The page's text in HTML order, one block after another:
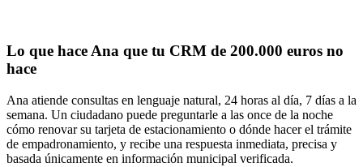
Lo que hace Ana que tu CRM de 200.000 euros no
hace
Ana atiende consultas en lenguaje natural, 24 horas al día, 7 días a la
semana. Un ciudadano puede preguntarle a las once de la noche
cómo renovar su tarjeta de estacionamiento o dónde hacer el trámite
de empadronamiento, y recibe una respuesta inmediata, precisa y
basada únicamente en información municipal verificada.